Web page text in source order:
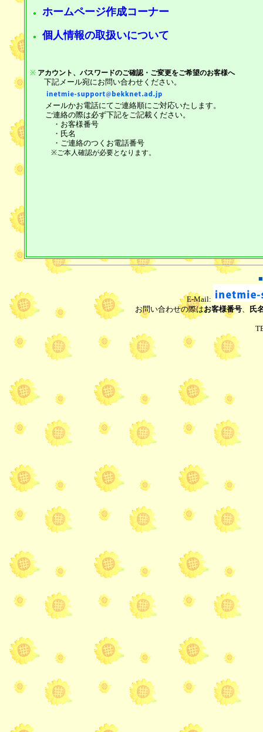
● ホームページ作成コーナー
● 個人情報の取扱いについて
※ アカウント、パスワードのご確認・ご変更をご希望のお客様へ
下記メール宛にお問い合わせください。
メールかお電話にてご連絡順にご対応いたします。
ご連絡の際は必ず下記をご記載ください。
・お客様番号
・氏名
・ご連絡のつくお電話番号
※ご本人確認が必要となります。
■
E-Mail:
お問い合わせの際はお客様番号 氏